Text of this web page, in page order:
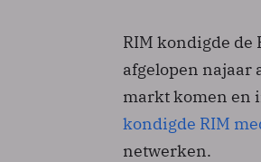
RIM kondigde de
afgelopen najaar
markt komen en
kondigde RIM
netwerken.